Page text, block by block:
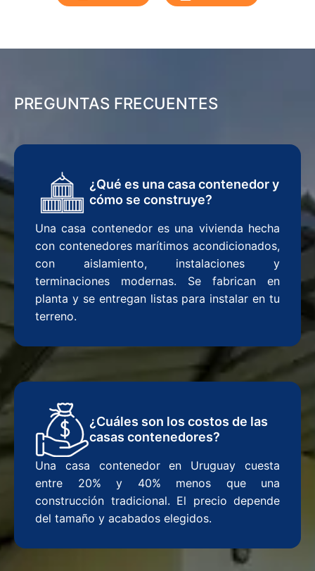
PREGUNTAS FRECUENTES
¿Qué es una casa contenedor y
cómo se construye?
Una casa contenedor es una vivienda hecha
con contenedores marítimos acondicionados,
con aislamiento, instalaciones y
terminaciones modernas. Se fabrican en
planta y se entregan listas para instalar en tu
terreno.
¿Cuáles son los costos de las
casas contenedores?
Una casa contenedor en Uruguay cuesta
entre 20% y 40% menos que una
construcción tradicional. El precio depende
del tamaño y acabados elegidos.